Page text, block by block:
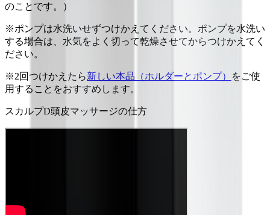
のことです。）
※ポンプは水洗いせずつけかえてください。ポンプを水洗い
する場合は、水気をよく切って乾燥させてからつけかえてく
ださい。
※2回つけかえたら新しい本品（ホルダーとポンプ）
をご使
用することをおすすめします。
スカルプD頭皮マッサージの仕方